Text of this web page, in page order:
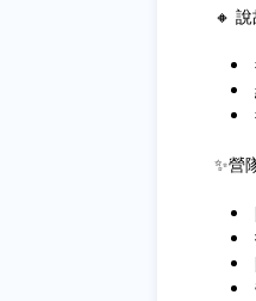
🔸
✨營